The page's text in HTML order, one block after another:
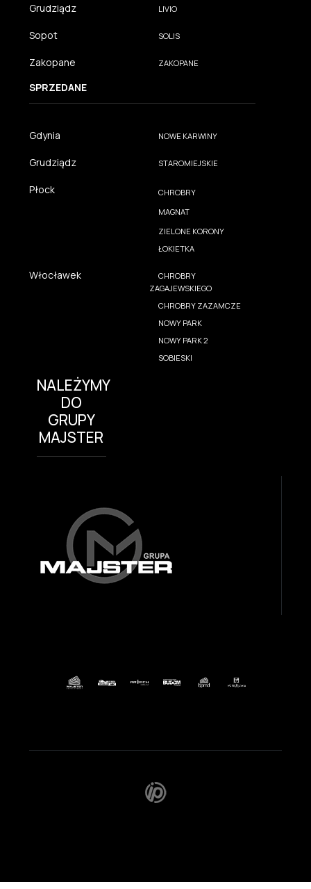
Grudziądz LIVIO
Sopot SOLIS
Zakopane ZAKOPANE
SPRZEDANE
Gdynia NOWE KARWINY
Grudziądz STAROMIEJSKIE
Płock
CHROBRY
MAGNAT
ZIELONE KORONY
ŁOKIETKA
Włocławek
CHROBRY
ZAGAJEWSKIEGO
CHROBRY ZAZAMCZE
NOWY PARK
NOWY PARK 2
SOBIESKI
NALEŻYMY
DO
GRUPY
MAJSTER